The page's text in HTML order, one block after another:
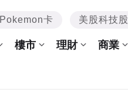
Pokemon卡 美股科技股
樓市 理財 商業